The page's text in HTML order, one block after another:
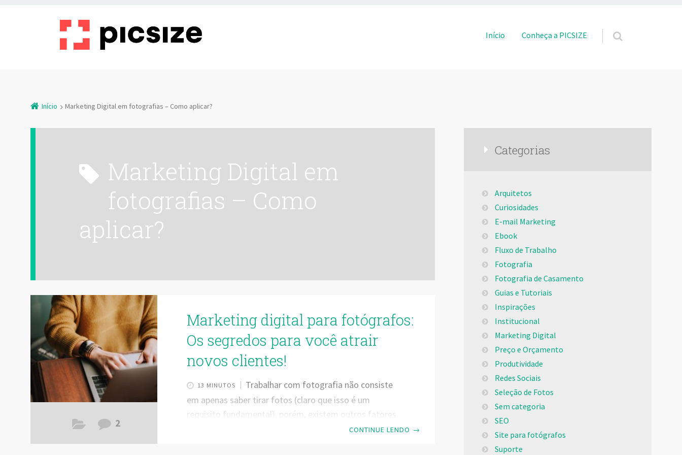
Pular para o conteúdo
Início Conheça a PICSIZE
Início Marketing Digital em fotografias – Como aplicar?
Marketing Digital em
fotografias – Como
aplicar?
2
Marketing digital para fotógrafos:
Os segredos para você atrair
novos clientes!
13 MINUTOS
Trabalhar com fotografia não consiste
em apenas saber tirar fotos (claro que isso é um
requisito fundamental), porém, existem outros fatores
nos quais, você como um bom profissional deve seCONTINUE LENDO →
Categorias
Arquitetos
Curiosidades
E-mail Marketing
Ebook
Fluxo de Trabalho
Fotografia
Fotografia de Casamento
Guias e Tutoriais
Inspirações
Institucional
Marketing Digital
Preço e Orçamento
Produtividade
Redes Sociais
Seleção de Fotos
Sem categoria
SEO
Site para fotógrafos
Suporte